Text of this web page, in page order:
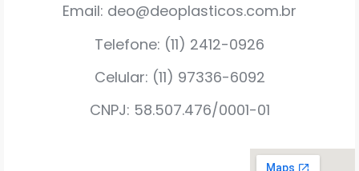
Email: deo@deoplasticos.com.br
Telefone: (11) 2412-0926
Celular: (11) 97336-6092
CNPJ: 58.507.476/0001-01